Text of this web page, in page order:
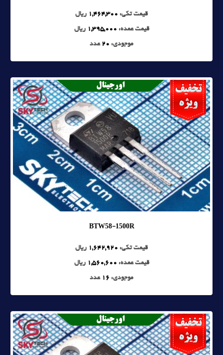
قیمت تکی: 1,464,300 ریال
قیمت عمده: 1,395,000 ریال
موجودی: 20 عدد
BTW58-1500R
قیمت تکی: 1,642,920 ریال
قیمت عمده: 1,560,600 ریال
موجودی: 16 عدد